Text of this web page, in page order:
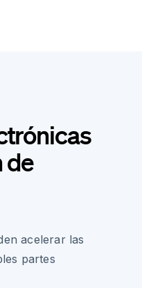
de
acelerar las
partes